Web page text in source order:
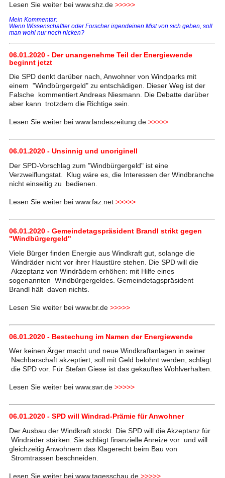
Lesen Sie weiter bei www.shz.de >>>>>
Mein Kommentar:
Wenn Wissenschaftler oder Forscher irgendeinen Mist von sich geben, soll
man wohl nur noch nicken?
06.01.2020 - Der unangenehme Teil der Energiewende
beginnt jetzt
Die SPD denkt darüber nach, Anwohner von Windparks mit
einem "Windbürgergeld" zu entschädigen. Dieser Weg ist der
Falsche kommentiert Andreas Niesmann. Die Debatte darüber
aber kann trotzdem die Richtige sein.
Lesen Sie weiter bei www.landeszeitung.de >>>>>
06.01.2020 - Unsinnig und unoriginell
Der SPD-Vorschlag zum "Windbürgergeld" ist eine
Verzweiflungstat. Klug wäre es, die Interessen der Windbranche
nicht einseitig zu bedienen.
Lesen Sie weiter bei www.faz.net >>>>>
06.01.2020 - Gemeindetagspräsident Brandl strikt gegen
"Windbürgergeld"
Viele Bürger finden Energie aus Windkraft gut, solange die
Windräder nicht vor ihrer Haustüre stehen. Die SPD will die
Akzeptanz von Windrädern erhöhen: mit Hilfe eines
sogenannten Windbürgergeldes. Gemeindetagspräsident
Brandl hält davon nichts.
Lesen Sie weiter bei www.br.de >>>>>
06.01.2020 - Bestechung im Namen der Energiewende
Wer keinen Ärger macht und neue Windkraftanlagen in seiner
Nachbarschaft akzeptiert, soll mit Geld belohnt werden, schlägt
die SPD vor. Für Stefan Giese ist das gekauftes Wohlverhalten.
Lesen Sie weiter bei www.swr.de >>>>>
06.01.2020 - SPD will Windrad-Prämie für Anwohner
Der Ausbau der Windkraft stockt. Die SPD will die Akzeptanz für
Windräder stärken. Sie schlägt finanzielle Anreize vor und will
gleichzeitig Anwohnern das Klagerecht beim Bau von
Stromtrassen beschneiden.
Lesen Sie weiter bei www.tagesschau.de >>>>>